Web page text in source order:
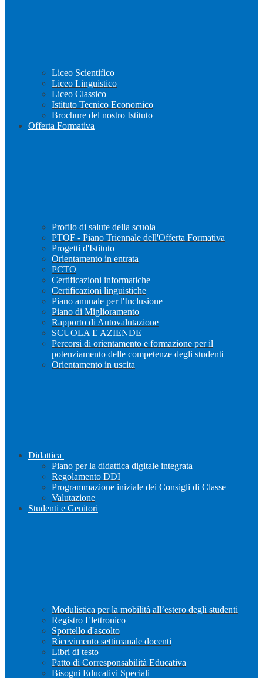
Liceo Scientifico
Liceo Linguistico
Liceo Classico
Istituto Tecnico Economico
Brochure del nostro Istituto
Offerta Formativa
Profilo di salute della scuola
PTOF - Piano Triennale dell'Offerta Formativa
Progetti d'Istituto
Orientamento in entrata
PCTO
Certificazioni informatiche
Certificazioni linguistiche
Piano annuale per l'Inclusione
Piano di Miglioramento
Rapporto di Autovalutazione
SCUOLA E AZIENDE
Percorsi di orientamento e formazione per il
potenziamento delle competenze degli studenti
Orientamento in uscita
Didattica
Piano per la didattica digitale integrata
Regolamento DDI
Programmazione iniziale dei Consigli di Classe
Valutazione
Studenti e Genitori
Modulistica per la mobilità all’estero degli studenti
Registro Elettronico
Sportello d'ascolto
Ricevimento settimanale docenti
Libri di testo
Patto di Corresponsabilità Educativa
Bisogni Educativi Speciali